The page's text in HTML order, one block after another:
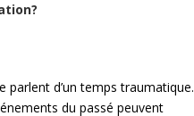
parlent d’un temps traumatique.
du passé peuvent